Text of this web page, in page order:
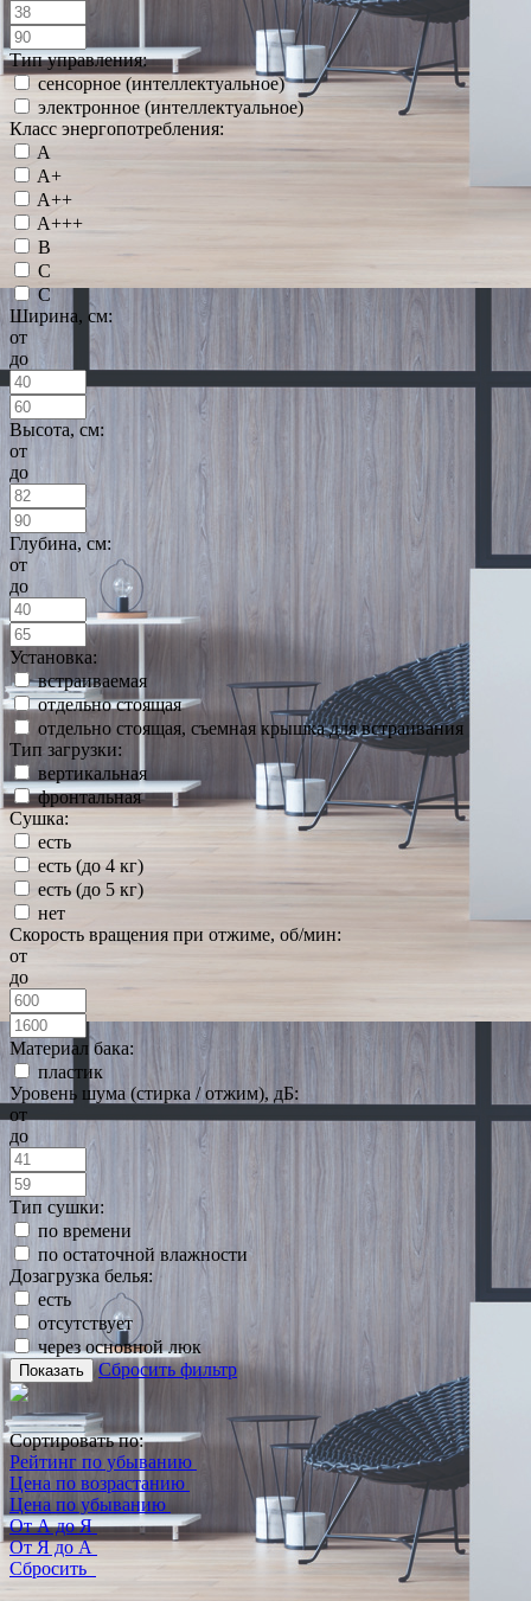
Тип управления:
сенсорное (интеллектуальное)
электронное (интеллектуальное)
Класс энергопотребления:
A
A+
A++
A+++
B
C
С
Ширина, см:
от
до
Высота, см:
от
до
Глубина, см:
от
до
Установка:
встраиваемая
отдельно стоящая
отдельно стоящая, съемная крышка для встраивания
Тип загрузки:
вертикальная
фронтальная
Сушка:
есть
есть (до 4 кг)
есть (до 5 кг)
нет
Скорость вращения при отжиме, об/мин:
от
до
Материал бака:
пластик
Уровень шума (стирка / отжим), дБ:
от
до
Тип сушки:
по времени
по остаточной влажности
Дозагрузка белья:
есть
отсутствует
через основной люк
Показать Сбросить фильтр
Сортировать по:
Рейтинг по убыванию
Цена по возрастанию
Цена по убыванию
От А до Я
От Я до А
Сбросить